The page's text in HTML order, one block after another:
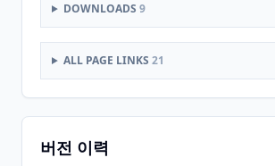
DOWNLOADS 9
ALL PAGE LINKS 21
버전 이력